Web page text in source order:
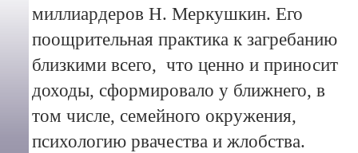
миллиардеров Н. Меркушкин. Его
поощрительная практика к загребанию
близкими всего, что ценно и приносит
доходы, сформировало у ближнего, в
том числе, семейного окружения,
психологию рвачества и жлобства.